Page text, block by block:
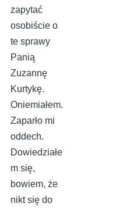
zapytać
osobiście o
te sprawy
Panią
Zuzannę
Kurtykę.
Oniemiałem.
Zaparło mi
oddech.
Dowiedziałe
m się,
bowiem, że
nikt się do